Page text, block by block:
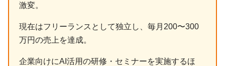
激変。
現在はフリーランスとして独立し、毎月200〜300
万円の売上を達成。
企業向けにAI活用の研修・セミナーを実施するほ